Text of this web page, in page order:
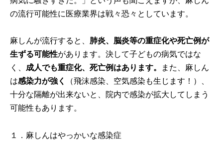
の流行可能性に医療業界は戦々恐々としています。
麻しんが流行すると、 肺炎、脳炎等の重症化や死亡例が
生ずる可能性があります。決して子どもの病気ではな
く、成人でも重症化、死亡例はあります。
また、麻しん
は感染力が強く
（飛沫感染、空気感染も生じます！）、
十分な隔離が出来ないと、院内で感染が拡大してしまう
可能性もあります。
１．麻しんはやっかいな感染症